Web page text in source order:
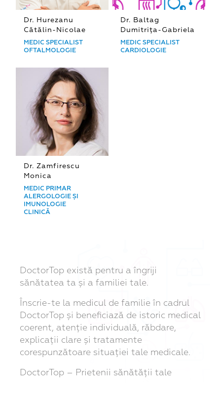
Dr. Hurezanu
Cătălin-Nicolae
MEDIC SPECIALIST
OFTALMOLOGIE
Dr. Baltag
Dumitrița-Gabriela
MEDIC SPECIALIST
CARDIOLOGIE
Dr. Zamfirescu
Monica
MEDIC PRIMAR
ALERGOLOGIE ȘI
IMUNOLOGIE
CLINICĂ
DoctorTop există pentru a îngriji
sănătatea ta și a familiei tale.
Înscrie-te la medicul de familie în cadrul
DoctorTop și beneficiază de istoric medical
coerent, atenție individuală, răbdare,
explicații clare și tratamente
corespunzătoare situației tale medicale.
DoctorTop – Prietenii sănătății tale